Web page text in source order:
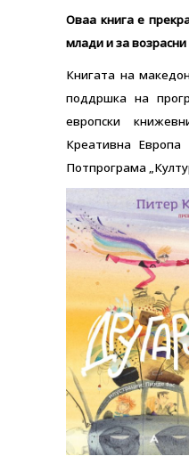
Оваа книга е
млади и за
Книгата на
поддршка на
европски
Креативна Европа
Потпрограма